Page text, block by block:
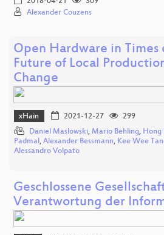
Alexander Couzens
Open Hardware in Times
Future of Local
Change
xHain 2021-12-27
299
Daniel Maslowski, Mario Behling, Hong
Padmal, Alexander Bessmann, Kee Wee
Alessandro Volpato
Geschlossene
Verantwortung der